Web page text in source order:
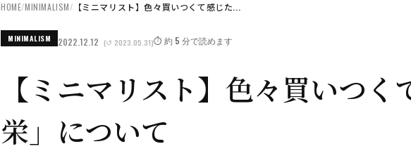
HOME/MINIMALISM/ 【ミニマリスト】色々買いつくて感じた...
MINIMALISM 2022.12.12 (↺ 2023.05.31)⏱️ 約 5 分で読めます
【ミニマリスト】色々買いつく
栄」について